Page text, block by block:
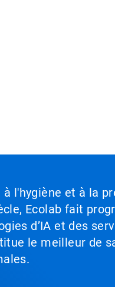
l'hygiène et à la
Ecolab fait
d’IA et des
le meilleur de